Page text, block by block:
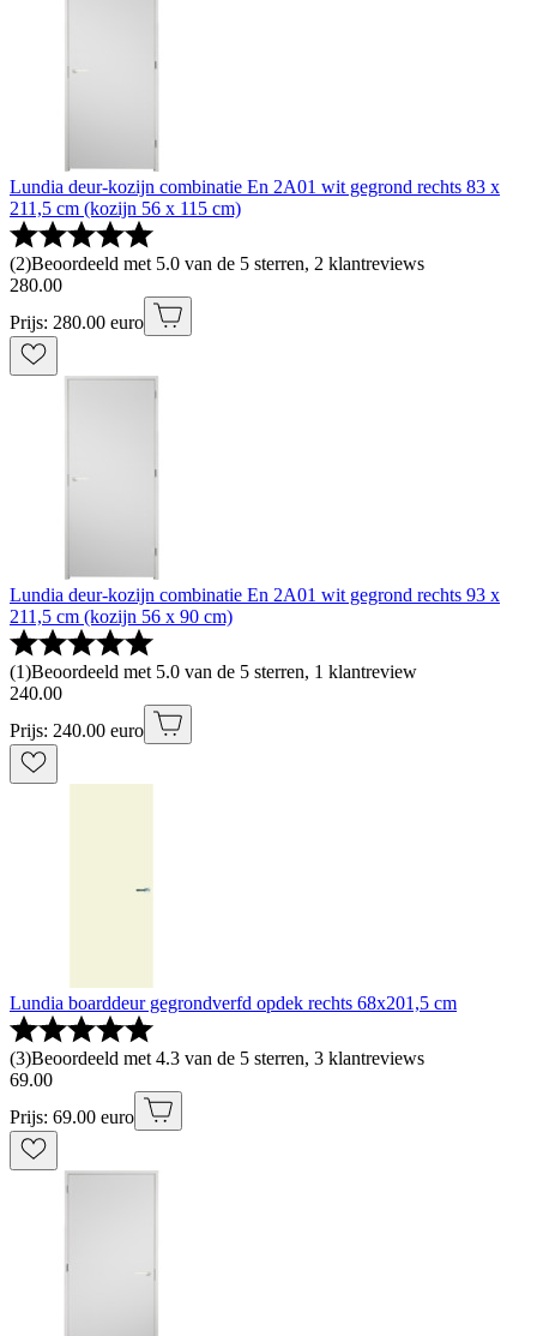
Lundia deur-kozijn combinatie En 2A01 wit gegrond rechts 83 x
211,5 cm (kozijn 56 x 115 cm)
(2)Beoordeeld met 5.0 van de 5 sterren, 2 klantreviews
280.00
Prijs: 280.00 euro
Lundia deur-kozijn combinatie En 2A01 wit gegrond rechts 93 x
211,5 cm (kozijn 56 x 90 cm)
(1)Beoordeeld met 5.0 van de 5 sterren, 1 klantreview
240.00
Prijs: 240.00 euro
Lundia boarddeur gegrondverfd opdek rechts 68x201,5 cm
(3)Beoordeeld met 4.3 van de 5 sterren, 3 klantreviews
69.00
Prijs: 69.00 euro